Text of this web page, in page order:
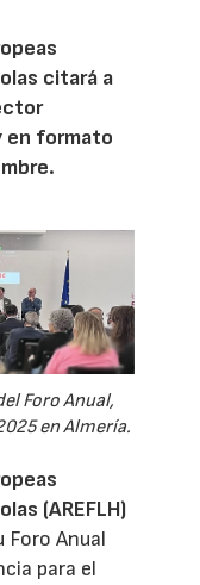
citará a
en formato
Foro Anual,
en Almería.
(AREFLH)
Foro Anual
para el